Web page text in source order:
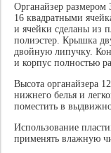
Органайзер
16 квадратными
и ячейки сделаны из
полиэстер. Крышка
двойную липучку.
и корпус полностью
Высота органайзера
нижнего белья и
поместить в
Использование
применять влажную